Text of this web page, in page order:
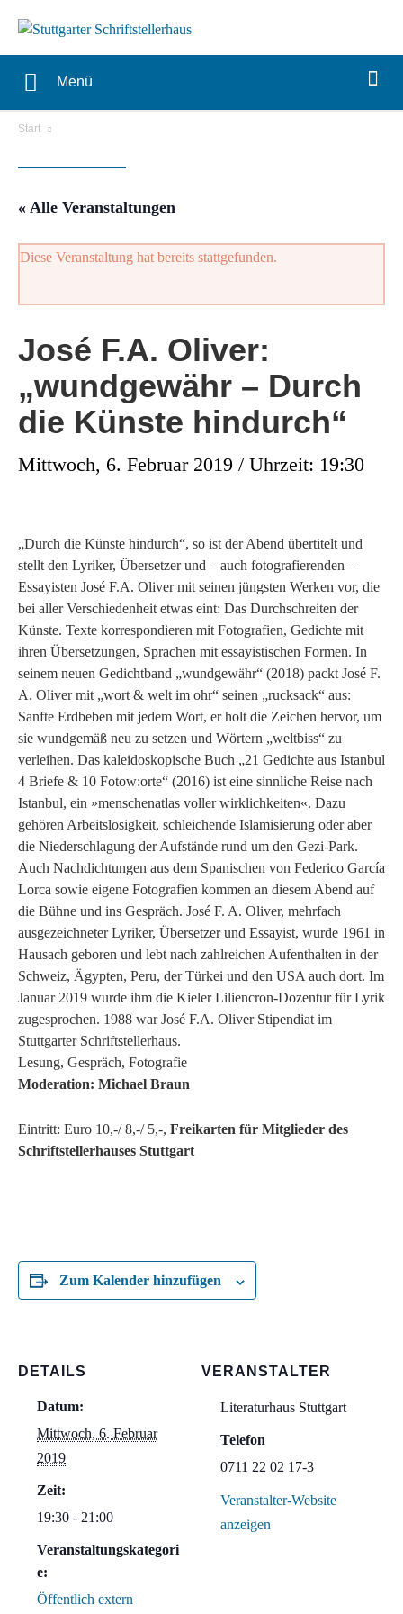
Menü
Start
« Alle Veranstaltungen
Diese Veranstaltung hat bereits stattgefunden.
José F.A. Oliver:
„wundgewähr – Durch
die Künste hindurch“
Mittwoch, 6. Februar 2019 / Uhrzeit: 19:30
„Durch die Künste hindurch“, so ist der Abend übertitelt und
stellt den Lyriker, Übersetzer und – auch fotografierenden –
Essayisten José F.A. Oliver mit seinen jüngsten Werken vor, die
bei aller Verschiedenheit etwas eint: Das Durchschreiten der
Künste. Texte korrespondieren mit Fotografien, Gedichte mit
ihren Übersetzungen, Sprachen mit essayistischen Formen. In
seinem neuen Gedichtband „wundgewähr“ (2018) packt José F.
A. Oliver mit „wort & welt im ohr“ seinen „rucksack“ aus:
Sanfte Erdbeben mit jedem Wort, er holt die Zeichen hervor, um
sie wundgemäß neu zu setzen und Wörtern „weltbiss“ zu
verleihen. Das kaleidoskopische Buch „21 Gedichte aus Istanbul
4 Briefe & 10 Fotow:orte“ (2016) ist eine sinnliche Reise nach
Istanbul, ein »menschenatlas voller wirklichkeiten«. Dazu
gehören Arbeitslosigkeit, schleichende Islamisierung oder aber
die Niederschlagung der Aufstände rund um den Gezi-Park.
Auch Nachdichtungen aus dem Spanischen von Federico García
Lorca sowie eigene Fotografien kommen an diesem Abend auf
die Bühne und ins Gespräch. José F. A. Oliver, mehrfach
ausgezeichneter Lyriker, Übersetzer und Essayist, wurde 1961 in
Hausach geboren und lebt nach zahlreichen Aufenthalten in der
Schweiz, Ägypten, Peru, der Türkei und den USA auch dort. Im
Januar 2019 wurde ihm die Kieler Liliencron-Dozentur für Lyrik
zugesprochen. 1988 war José F.A. Oliver Stipendiat im
Stuttgarter Schriftstellerhaus.
Lesung, Gespräch, Fotografie
Moderation: Michael Braun
Eintritt: Euro 10,-/ 8,-/ 5,-, Freikarten für Mitglieder des
Schriftstellerhauses Stuttgart
Zum Kalender hinzufügen
DETAILS
Datum:
Mittwoch, 6. Februar
2019
Zeit:
19:30 - 21:00
Veranstaltungskategori
e:
Öffentlich extern
VERANSTALTER
Literaturhaus Stuttgart
Telefon
0711 22 02 17-3
Veranstalter-Website
anzeigen